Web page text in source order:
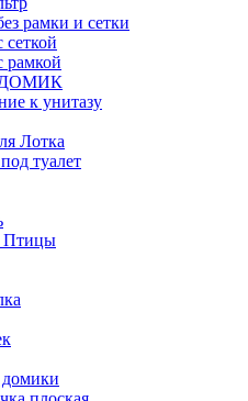
рамки и сетки
сеткой
рамкой
ДОМИК
к унитазу
Лотка
туалет
Птицы
домики